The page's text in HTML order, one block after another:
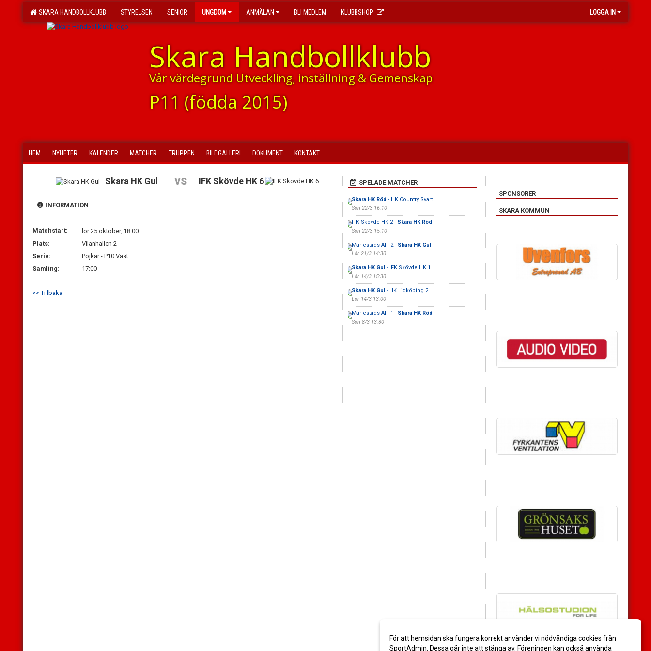
SKARA HANDBOLLKLUBB STYRELSEN SENIOR UNGDOM ANMÄLAN BLI MEDLEM KLUBBSHOP LOGGA IN
Skara Handbollklubb
Vår värdegrund Utveckling, inställning & Gemenskap
P11 (födda 2015)
HEM NYHETER KALENDER MATCHER TRUPPEN BILDGALLERI DOKUMENT KONTAKT
Skara HK Gul vs IFK Skövde HK 6
INFORMATION
Matchstart:
lör 25 oktober, 18:00
Plats:
Vilanhallen 2
Serie:
Pojkar - P10 Väst
Samling:
17:00
<< Tillbaka
SPELADE MATCHER
Skara HK Röd - HK Country Svart
Sön 22/3 16:10
IFK Skövde HK 2 - Skara HK Röd
Sön 22/3 15:10
Mariestads AIF 2 - Skara HK Gul
Lör 21/3 14:30
Skara HK Gul- IFK Skövde HK 1
Lör 14/3 15:30
Skara HK Gul- HK Lidköping 2
Lör 14/3 13:00
Mariestads AIF 1 - Skara HK Röd
Sön 8/3 13:30
SPONSORER
SKARA KOMMUN
För att hemsidan ska fungera korrekt använder vi nödvändiga cookies från
SportAdmin. Dessa går inte att stänga av. Föreningen kan också använda